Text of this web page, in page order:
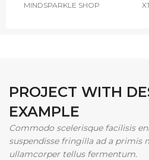
MINDSPARKLE SHOP
PROJECT WITH
EXAMPLE
Commodo scelerisque facilisis
suspendisse fringilla ad a primis
ullamcorper tellus fermentum.